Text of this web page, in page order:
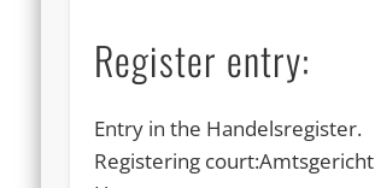
Register entry:
Entry in the Handelsregister.
Registering court:Amtsgericht